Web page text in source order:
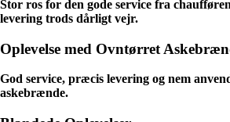
Stor ros for den gode service fra
levering trods dårligt vejr.
Oplevelse med Ovntørret
God service, præcis levering og nem
askebrænde.